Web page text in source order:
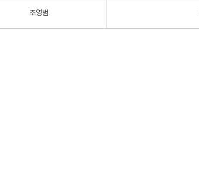
조영범